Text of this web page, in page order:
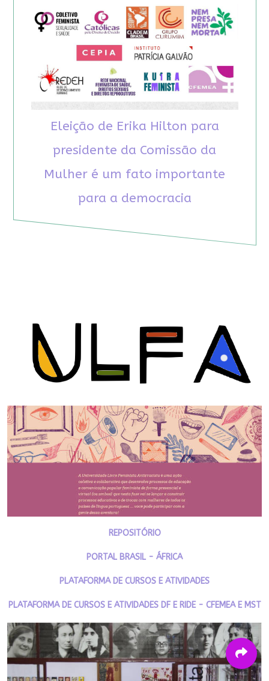
Eleição de Erika Hilton para
presidente da Comissão da
Mulher é um fato importante
para a democracia
REPOSITÓRIO
PORTAL BRASIL - ÁFRICA
PLATAFORMA DE CURSOS E ATIVIDADES
PLATAFORMA DE CURSOS E ATIVIDADES DF E RIDE - CFEMEA E MST